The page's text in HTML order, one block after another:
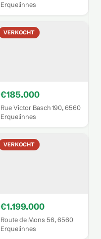
Erquelinnes
VERKOCHT
€185.000
Rue Victor Basch 190, 6560
Erquelinnes
VERKOCHT
€1.199.000
Route de Mons 56, 6560
Erquelinnes